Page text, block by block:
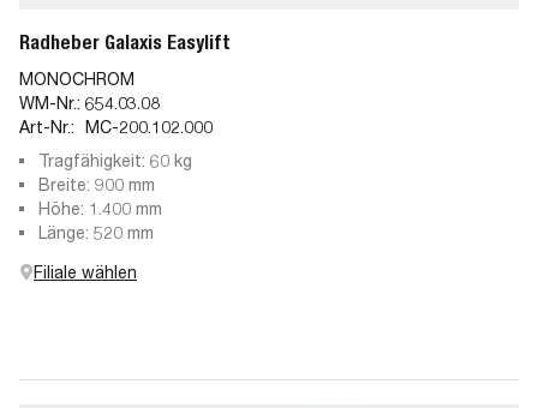
Radheber Galaxis Easylift
MONOCHROM
WM-Nr.: 654.03.08
Art-Nr.: MC-200.102.000
Tragfähigkeit: 60 kg
Breite: 900 mm
Höhe: 1.400 mm
Länge: 520 mm
Filiale wählen